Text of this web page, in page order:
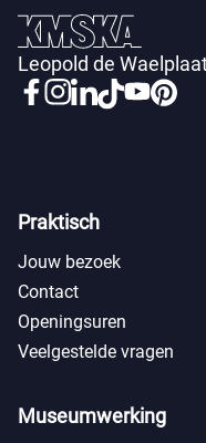
Leopold de
Praktisch
Jouw bezoek
Contact
Openingsuren
Veelgestelde vragen
Museumwerking